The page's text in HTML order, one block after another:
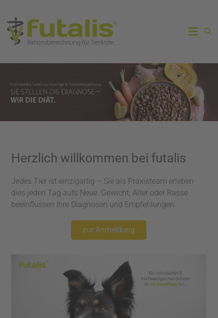
Herzlich willkommen bei futalis
Jedes Tier ist einzigartig – Sie als Praxisteam erleben
dies jeden Tag aufs Neue. Gewicht, Alter oder Rasse
beeinflussen Ihre Diagnosen und Empfehlungen.
zur Anmeldung